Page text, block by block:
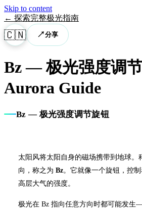
Skip to content
← 探索完整极光指南
🇨🇳 ↗分享
Bz — 极光强度调
Aurora Guide
Bz — 极光强度调节旋钮
太阳风将太阳自身的磁场携带到地球。
向，称之为 Bz。它就像一个旋钮，控
高层大气的强度。
极光在 Bz 指向任意方向时都可能发